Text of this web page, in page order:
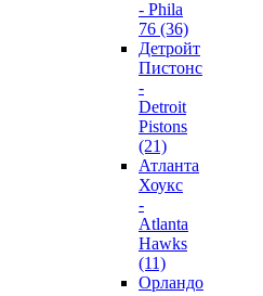
- Phila
76 (36)
Детройт
Пистонс
-
Detroit
Pistons
(21)
Атланта
Хоукс
-
Atlanta
Hawks
(11)
Орландо